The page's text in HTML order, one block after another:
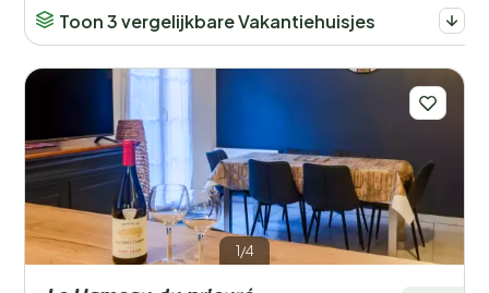
Toon 3 vergelijkbare Vakantiehuisjes
1/4